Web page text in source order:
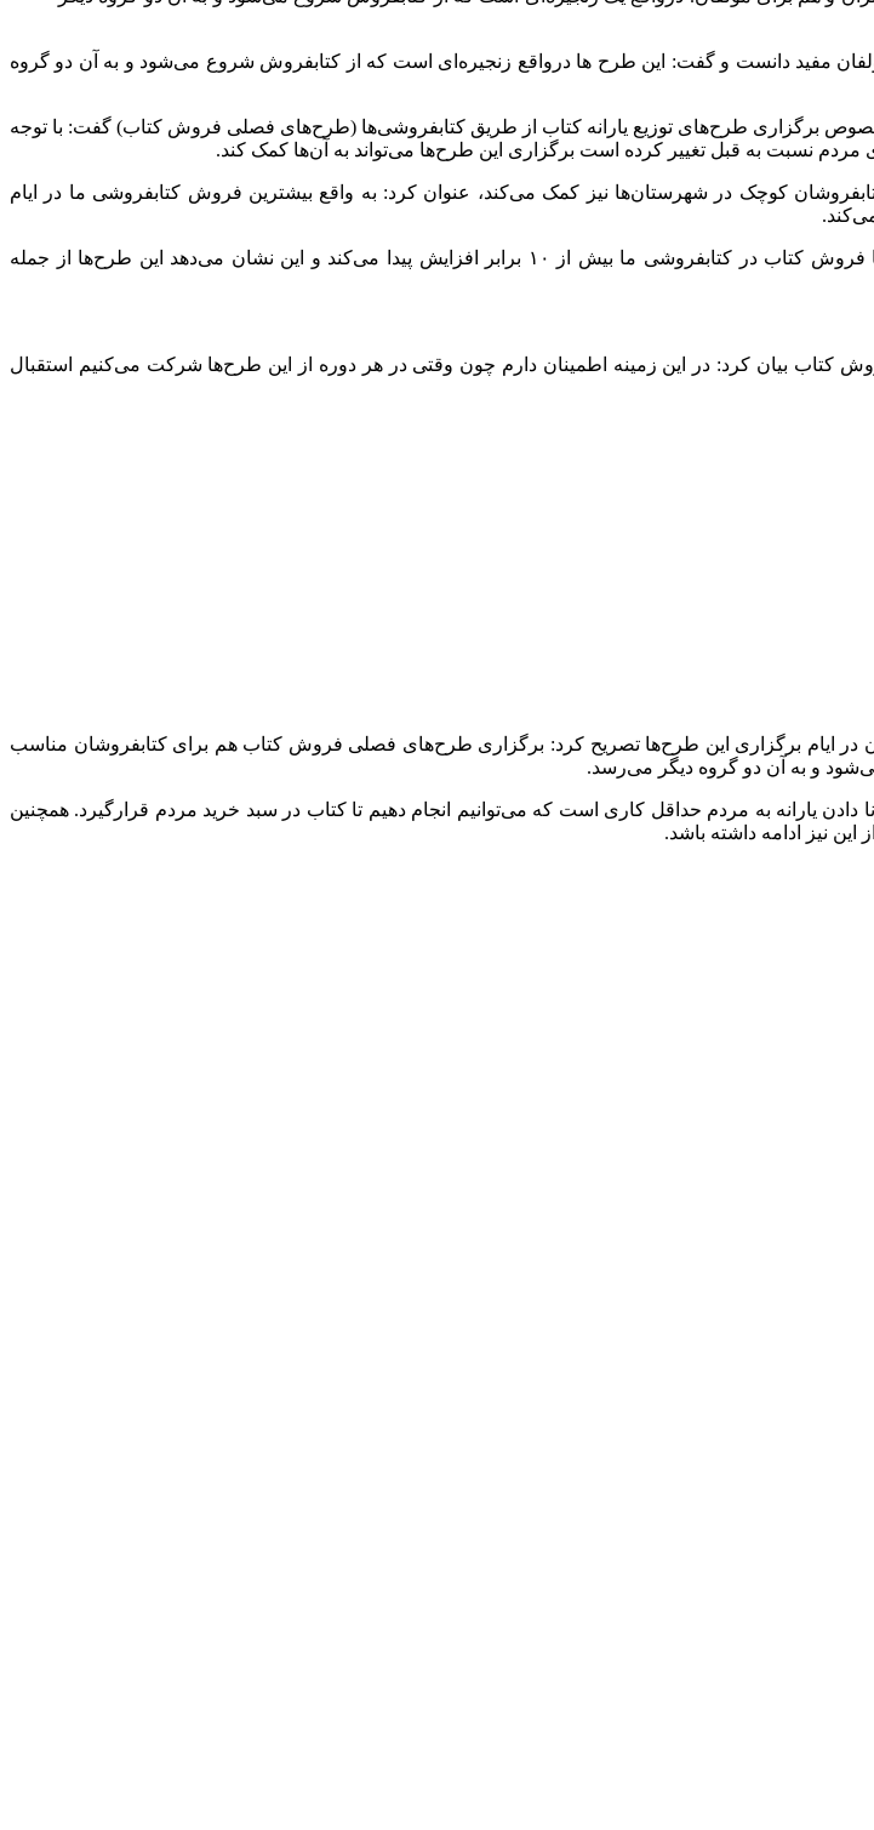
مفید دانست و گفت: این طرح ها درواقع زنجیره‌ای است که از کتابفروش شروع می‌شود و به آن دو گروه
برگزاری طرح‌های توزیع یارانه کتاب از طریق کتابفروشی‌ها (طرح‌های فصلی فروش کتاب) گفت: با توجه
نسبت به قبل تغییر کرده است برگزاری این طرح‌ها می‌تواند به آن‌ها کمک کند.
کوچک در شهرستان‌ها نیز کمک می‌کند، عنوان کرد: به واقع بیشترین فروش کتابفروشی ما در ایام
از طریق کتابفروشی‌ها فروش کتاب در کتابفروشی ما بیش از ۱۰ برابر افزایش پیدا می‌کند و این نشان می‌دهد این طرح‌ها از جمله
بیان کرد: در این زمینه اطمینان دارم چون وقتی در هر دوره از این طرح‌ها شرکت می‌کنیم استقبال
در ایام برگزاری این طرح‌ها تصریح کرد: برگزاری طرح‌های فصلی فروش کتاب هم برای کتابفروشان مناسب
و به آن دو گروه دیگر می‌رسد.
یارانه به مردم حداقل کاری است که می‌توانیم انجام دهیم تا کتاب در سبد خرید مردم قرارگیرد. همچنین
نیز ادامه داشته باشد.